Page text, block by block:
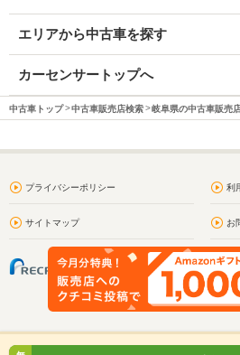
エリアから中古車を探す
カーセンサートップへ
中古車トップ 中古車販売店検索 岐阜県の中古車販売
プライバシーポリシー 利
サイトマップ お